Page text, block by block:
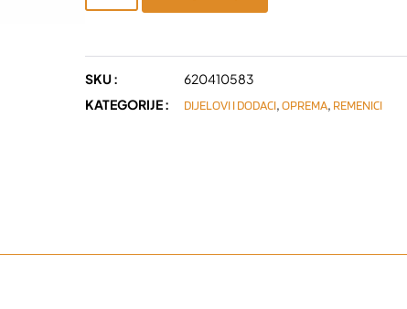
SKU :
620410583
KATEGORIJE :
DIJELOVI I DODACI,OPREMA, REMENICI